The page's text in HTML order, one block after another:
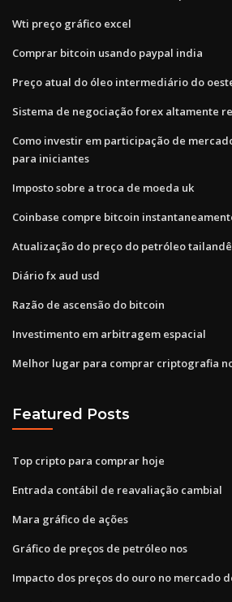
Wti preço gráfico excel
Comprar bitcoin usando paypal india
Preço atual do óleo intermediário do
Sistema de negociação forex altamente
Como investir em participação de
para iniciantes
Imposto sobre a troca de moeda uk
Coinbase compre bitcoin
Atualização do preço do petróleo
Diário fx aud usd
Razão de ascensão do bitcoin
Investimento em arbitragem espacial
Melhor lugar para comprar criptografia
Featured Posts
Top cripto para comprar hoje
Entrada contábil de reavaliação cambial
Mara gráfico de ações
Gráfico de preços de petróleo nos
Impacto dos preços do ouro no mercado